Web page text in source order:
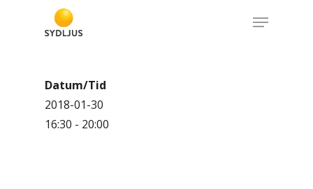
Menu
Datum/Tid
2018-01-30
16:30 - 20:00